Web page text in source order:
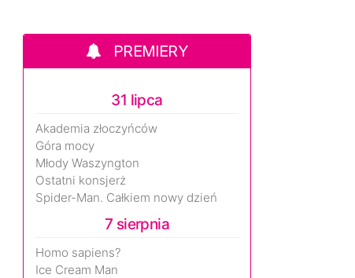
PREMIERY
31 lipca
Akademia złoczyńców
Góra mocy
Młody Waszyngton
Ostatni konsjerż
Spider-Man. Całkiem nowy dzień
7 sierpnia
Homo sapiens?
Ice Cream Man